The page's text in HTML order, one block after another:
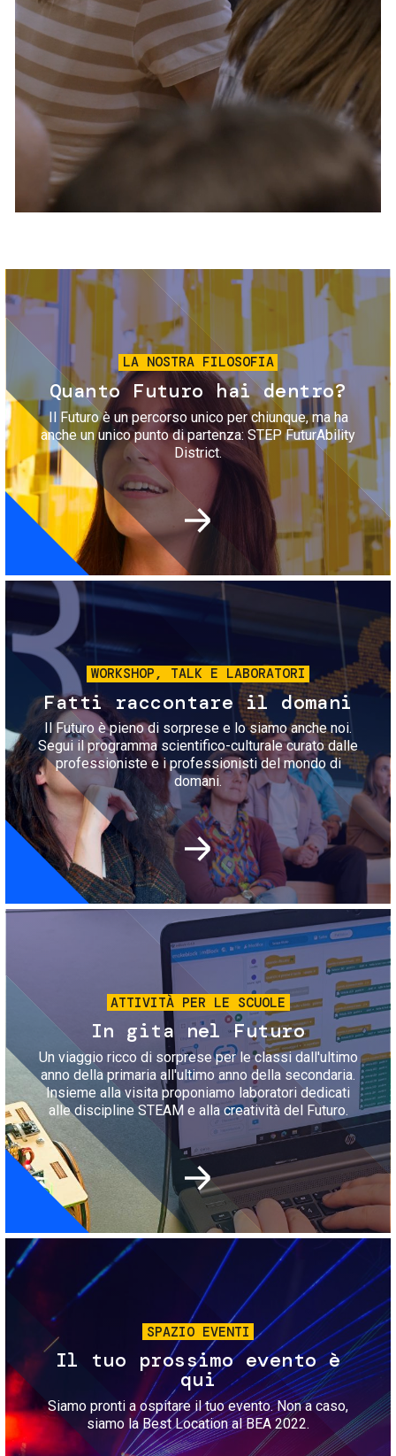
Servizi e accessibilità
Contatti
FAQ
Biglietti
Immagine
LA NOSTRA FILOSOFIA
Quanto Futuro hai dentro?
Il Futuro è un percorso unico per chiunque, ma ha
anche un unico punto di partenza: STEP FuturAbility
District.
Immagine
WORKSHOP, TALK E LABORATORI
Fatti raccontare il domani
Il Futuro è pieno di sorprese e lo siamo anche noi.
Segui il programma scientifico-culturale curato dalle
professioniste e i professionisti del mondo di
domani.
Immagine
ATTIVITÀ PER LE SCUOLE
In gita nel Futuro
Un viaggio ricco di sorprese per le classi dall'ultimo
anno della primaria all'ultimo anno della secondaria.
Insieme alla visita proponiamo laboratori dedicati
alle discipline STEAM e alla creatività del Futuro.
Immagine
SPAZIO EVENTI
Il tuo prossimo evento è
qui
Siamo pronti a ospitare il tuo evento. Non a caso,
siamo la Best Location al BEA 2022.